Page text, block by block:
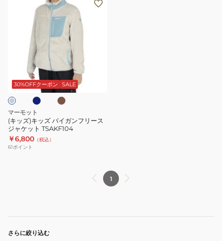
ッ
ト
MTFW25WFL040-
C030
イ
ガ
ン
フ
リ
ー
30%OFFクーポン SALE
カ
キ
マーモット
(キッズ)キッズ バイガンフリース
ジャケット TSAKF104
￥6,800 （税込）
61ポイント
1
さらに絞り込む